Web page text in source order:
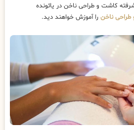
کاشت و طراحی ناخن در یائونده
طراحی ناخن را آموزش خواهند دید.